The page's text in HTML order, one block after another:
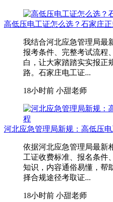
高低压电工证怎么选？石家庄
我结合河北应急管理局最
报考条件、完整考试流程
白，让大家踏踏实实报正
路。石家庄电工证...
18小时前 小甜老师
河北应急管理局新规：高低压
依据河北应急管理局最新
工证收费标准、报名条件
知识，内容通俗易懂，帮
择合规途径考取证...
18小时前 小甜老师